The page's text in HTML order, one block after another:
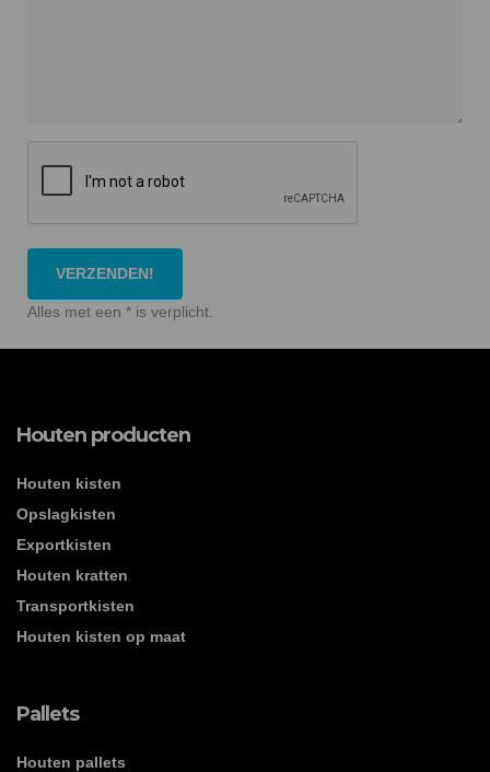
Alles met een * is verplicht.
Houten producten
Houten kisten
Opslagkisten
Exportkisten
Houten kratten
Transportkisten
Houten kisten op maat
Pallets
Houten pallets